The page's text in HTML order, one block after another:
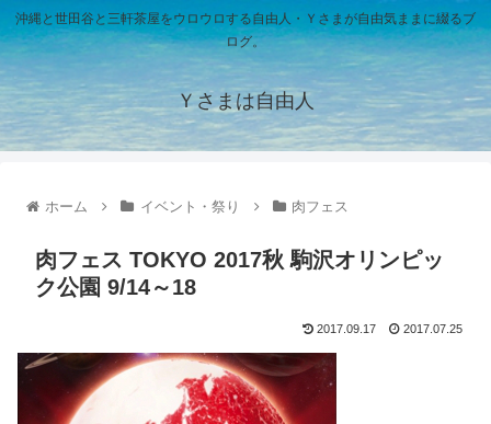
沖縄と世田谷と三軒茶屋をウロウロする自由人・Ｙさまが自由気ままに綴るブ
ログ。
Ｙさまは自由人
ホーム イベント・祭り 肉フェス
肉フェス TOKYO 2017秋 駒沢オリンピッ
ク公園 9/14～18
2017.09.17 2017.07.25